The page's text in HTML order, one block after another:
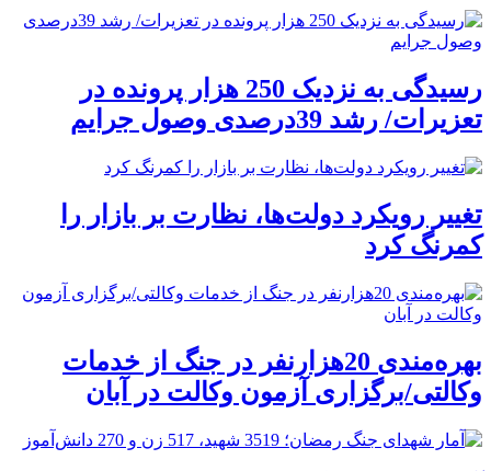
رسیدگی به نزدیک 250 هزار پرونده در
تعزیرات/ رشد 39درصدی وصول جرایم
تغییر رویکرد دولت‌ها، نظارت بر بازار را
کمرنگ کرد
بهره‌مندی 20هزارنفر در جنگ از خدمات
وکالتی/برگزاری آزمون وکالت در آبان